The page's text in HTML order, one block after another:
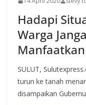
Hadapi
Warga
SULUT,
turun ke tanah
disampaikan